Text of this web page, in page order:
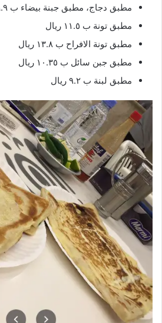
مطبق دجاج، مطبق جبنة بيضاء ب ٦.٩ ريال
مطبق تونة ب ١١.٥ ريال
مطبق تونة الافراح ب ١٣.٨ ريال
مطبق جبن سائل ب ١٠.٣٥ ريال
مطبق لبنة ب ٩.٢ ريال